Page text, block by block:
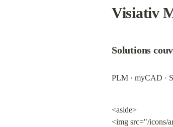
Visiativ
Solutions
PLM · myCAD ·
<aside>
<img src="/icons/